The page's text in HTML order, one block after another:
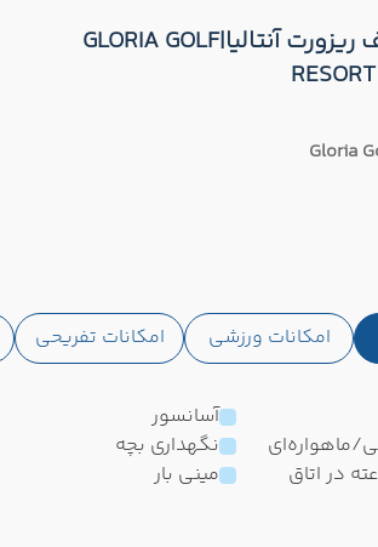
هتل گلوریا گلف ریزورت آنتالیا|GLORIA GOLF
Gloria
امکانات ورزشی امکانات تفریحی
ماهواره‌ای
آسانسور
نگهداری بچه
مینی بار